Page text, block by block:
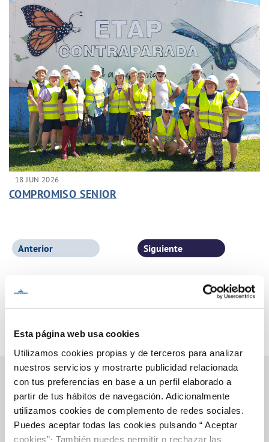
Esta página web usa cookies
Utilizamos cookies propias y de terceros para analizar
nuestros servicios y mostrarte publicidad relacionada
con tus preferencias en base a un perfil elaborado a
partir de tus hábitos de navegación. Adicionalmente
utilizamos cookies de complemento de redes sociales.
Puedes aceptar todas las cookies pulsando “ Aceptar
cookies”· También puedes permitir o rechazar las
18 JUN 2026
COMPROMISO SENIOR
Página 1 de 77
Anterior Siguiente
Inicio